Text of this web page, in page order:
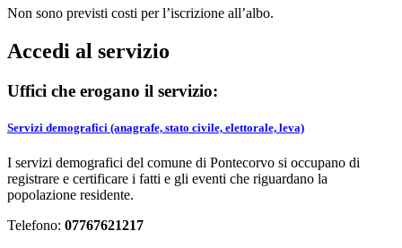
Non sono previsti costi per l’iscrizione all’albo.
Accedi al servizio
Uffici che erogano il servizio:
Servizi demografici (anagrafe, stato civile, elettorale, leva)
I servizi demografici del comune di Pontecorvo si occupano di
registrare e certificare i fatti e gli eventi che riguardano la
popolazione residente.
Telefono: 07767621217